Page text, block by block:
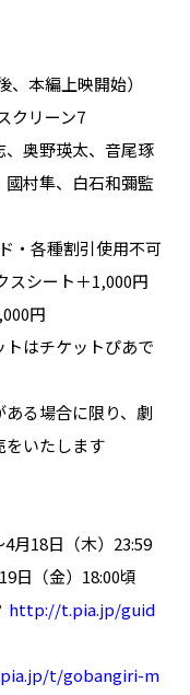
編上映開始）
クリーン7
奥野瑛太、音尾琢
村隼、白石和彌監
各種割引使用不可
ト＋1,000円
円
はチケットぴあで
場合に限り、劇
をいたします
月18日（木）23:59
金）18:00頃
http://t.pia.jp/guid
t/gobangiri-m